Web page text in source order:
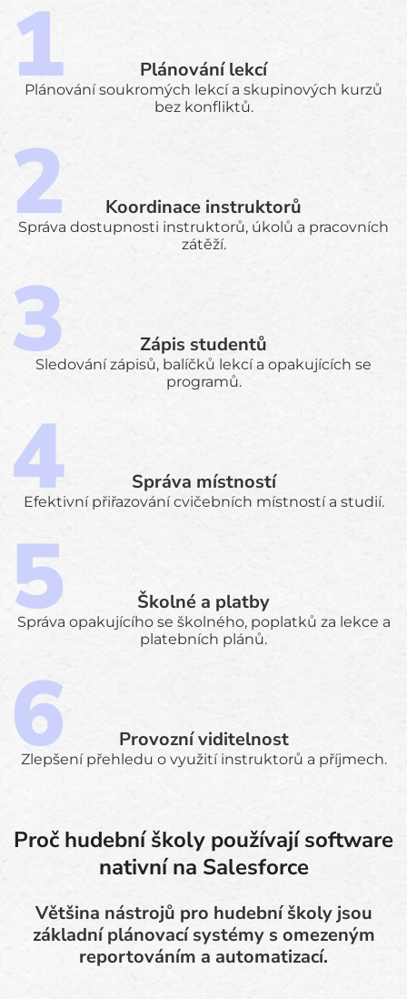
Plánování lekcí
Plánování soukromých lekcí a skupinových kurzů
bez konfliktů.
Koordinace instruktorů
Správa dostupnosti instruktorů, úkolů a pracovních
zátěží.
Zápis studentů
Sledování zápisů, balíčků lekcí a opakujících se
programů.
Správa místností
Efektivní přiřazování cvičebních místností a studií.
Školné a platby
Správa opakujícího se školného, poplatků za lekce a
platebních plánů.
Provozní viditelnost
Zlepšení přehledu o využití instruktorů a příjmech.
Proč hudební školy používají software
nativní na Salesforce
Většina nástrojů pro hudební školy jsou
základní plánovací systémy s omezeným
reportováním a automatizací.